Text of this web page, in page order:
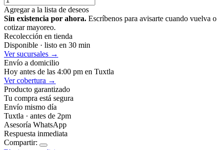
Agregar a la lista de deseos
Sin existencia por ahora. Escríbenos para avisarte cuando vuelva o
cotizar mayoreo.
Recolección en tienda
Disponible · listo en 30 min
Ver sucursales →
Envío a domicilio
Hoy antes de las 4:00 pm en Tuxtla
Ver cobertura →
Producto garantizado
Tu compra está segura
Envío mismo día
Tuxtla · antes de 2pm
Asesoría WhatsApp
Respuesta inmediata
Compartir: